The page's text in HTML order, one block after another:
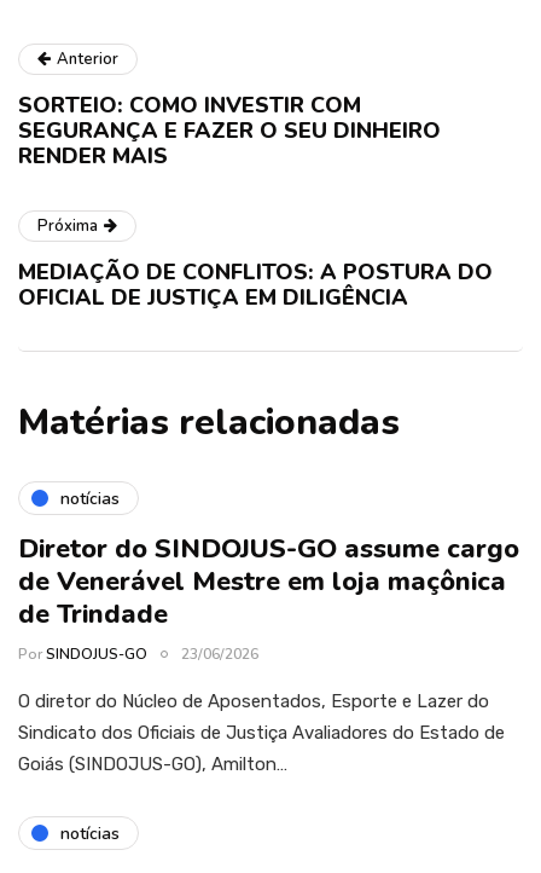
Anterior
SORTEIO: COMO INVESTIR COM
SEGURANÇA E FAZER O SEU DINHEIRO
RENDER MAIS
Próxima
MEDIAÇÃO DE CONFLITOS: A POSTURA DO
OFICIAL DE JUSTIÇA EM DILIGÊNCIA
Matérias relacionadas
notícias
Diretor do SINDOJUS-GO assume cargo
de Venerável Mestre em loja maçônica
de Trindade
PorSINDOJUS-GO 23/06/2026
O diretor do Núcleo de Aposentados, Esporte e Lazer do
Sindicato dos Oficiais de Justiça Avaliadores do Estado de
Goiás (SINDOJUS-GO), Amilton…
notícias